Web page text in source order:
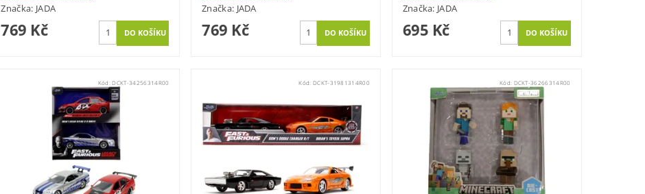
Značka: JADA
769 Kč
Značka: JADA
769 Kč
Značka: JADA
695 Kč
Kód:DCKT-34256314R00 Kód: DCKT-31981314R00 Kód: DCKT-36266314R00